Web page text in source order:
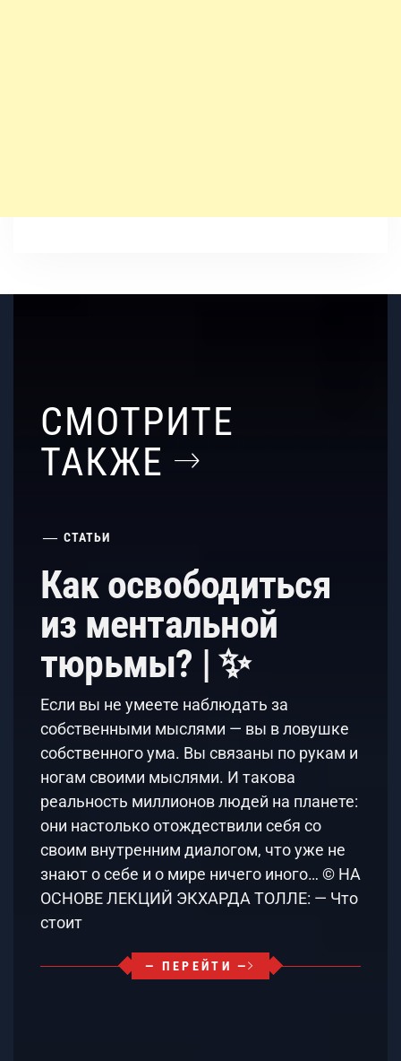
СМОТРИТЕ
ТАКЖЕ
СТАТЬИ
Как освободиться
из ментальной
тюрьмы? | ✨
Если вы не умеете наблюдать за
собственными мыслями — вы в ловушке
собственного ума. Вы связаны по рукам и
ногам своими мыслями. И такова
реальность миллионов людей на планете:
они настолько отождествили себя со
своим внутренним диалогом, что уже не
знают о себе и о мире ничего иного… © НА
ОСНОВЕ ЛЕКЦИЙ ЭКХАРДА ТОЛЛЕ: — Что
стоит
— ПЕРЕЙТИ —